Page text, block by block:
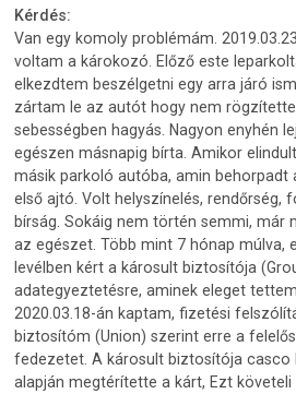
Kérdés:
Van egy komoly problémám.
voltam a károkozó. Előző este
elkezdtem beszélgetni egy arra járó
zártam le az autót hogy nem
sebességben hagyás. Nagyon enyhén
egészen másnapig bírta. Amikor
másik parkoló autóba, amin behorpadt
első ajtó. Volt helyszínelés, rendőrség,
bírság. Sokáig nem történ semmi, már
az egészet. Több mint 7 hónap múlva,
levélben kért a károsult biztosítója
adategyeztetésre, aminek eleget
2020.03.18-án kaptam, fizetési
biztosítóm (Union) szerint erre a
fedezetet. A károsult biztosítója casco
alapján megtérítette a kárt, Ezt